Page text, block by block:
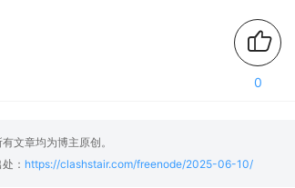
0
文章均为博主原创。
： https://clashstair.com/freenode/2025-06-10/